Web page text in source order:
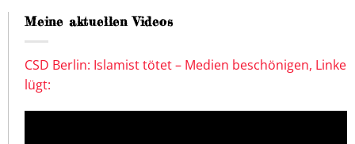
Meine aktuellen Videos
CSD Berlin: Islamist tötet – Medien beschönigen, Linke
lügt: